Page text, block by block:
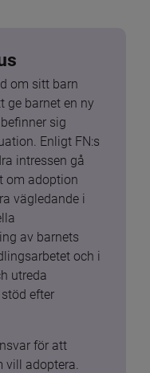
om sitt barn
ge barnet en ny
sig
Enligt FN:s
intressen gå
om adoption
vägledande i
av barnets
och i
utreda
efter
för att
vill adoptera.